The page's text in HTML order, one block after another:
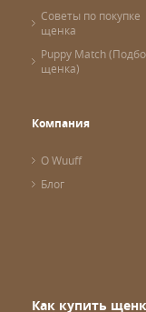
Советы по покупке
щенка
Puppy Match
щенка)
Компания
О Wuuff
Блог
Как купить